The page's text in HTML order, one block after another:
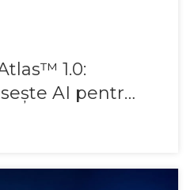
1.0:
AI pentru